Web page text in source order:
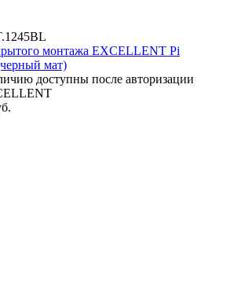
монтажа EXCELLENT Pi
мат)
доступны после авторизации